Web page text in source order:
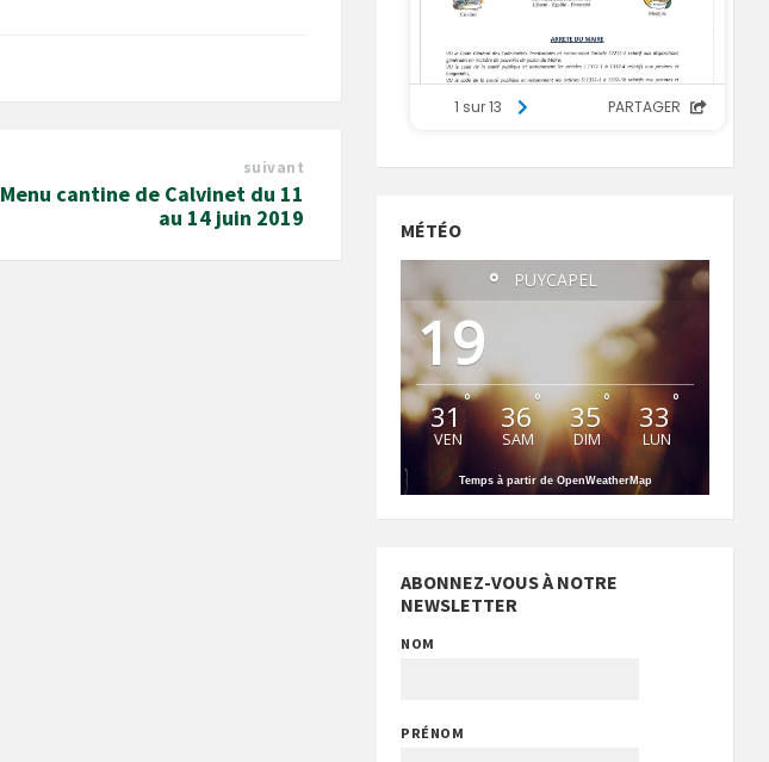
suivant
Menu cantine de Calvinet du 11
au 14 juin 2019
MÉTÉO
PUYCAPEL
19
°
31 °
VEN
36°
SAM
35°
DIM
33°
LUN
Temps à partir de OpenWeatherMap
ABONNEZ-VOUS À NOTRE
NEWSLETTER
NOM
PRÉNOM